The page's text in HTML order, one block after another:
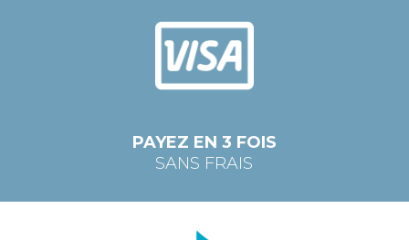
PAYEZ EN 3 FOIS
SANS FRAIS